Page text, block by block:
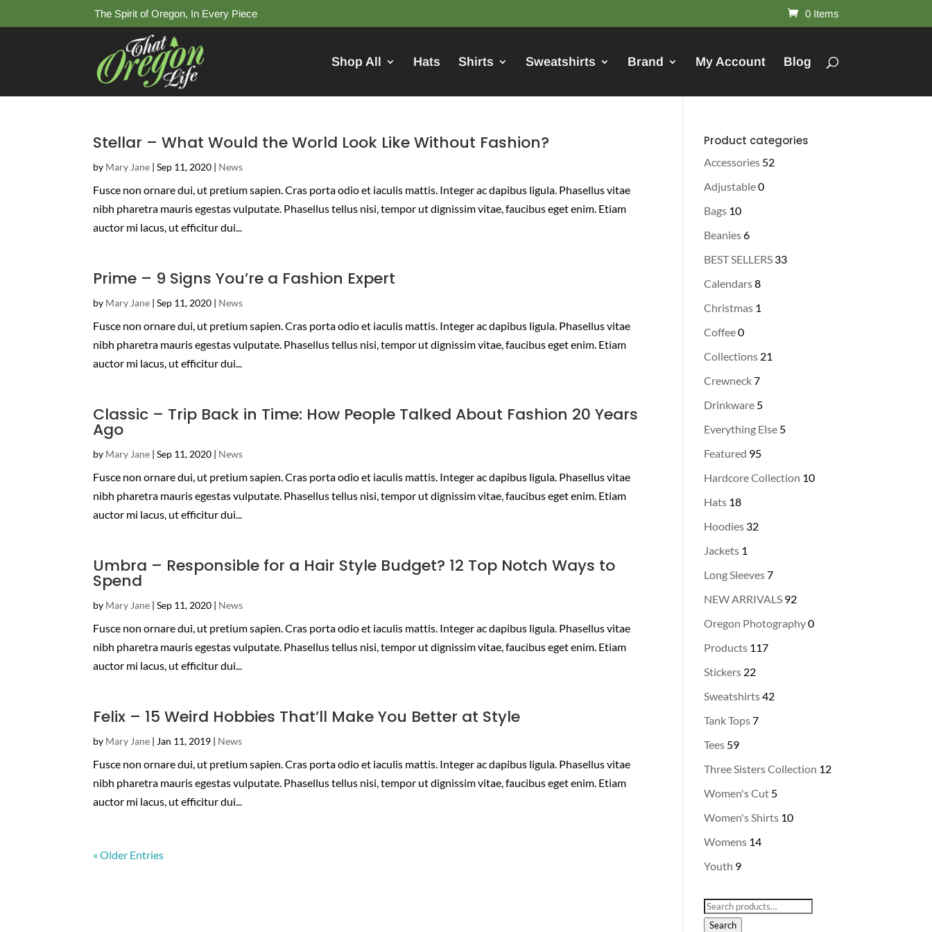
The Spirit of Oregon, In Every Piece 0 Items
Shop All Hats Shirts Sweatshirts Brand My Account Blog
Stellar – What Would the World Look Like Without Fashion?
by Mary Jane |Sep 11, 2020 | News
Fusce non ornare dui, ut pretium sapien. Cras porta odio et iaculis mattis. Integer ac dapibus ligula. Phasellus vitae
nibh pharetra mauris egestas vulputate. Phasellus tellus nisi, tempor ut dignissim vitae, faucibus eget enim. Etiam
auctor mi lacus, ut efficitur dui...
Prime – 9 Signs You’re a Fashion Expert
by Mary Jane |Sep 11, 2020 | News
Fusce non ornare dui, ut pretium sapien. Cras porta odio et iaculis mattis. Integer ac dapibus ligula. Phasellus vitae
nibh pharetra mauris egestas vulputate. Phasellus tellus nisi, tempor ut dignissim vitae, faucibus eget enim. Etiam
auctor mi lacus, ut efficitur dui...
Classic – Trip Back in Time: How People Talked About Fashion 20 Years
Ago
by Mary Jane |Sep 11, 2020 | News
Fusce non ornare dui, ut pretium sapien. Cras porta odio et iaculis mattis. Integer ac dapibus ligula. Phasellus vitae
nibh pharetra mauris egestas vulputate. Phasellus tellus nisi, tempor ut dignissim vitae, faucibus eget enim. Etiam
auctor mi lacus, ut efficitur dui...
Umbra – Responsible for a Hair Style Budget? 12 Top Notch Ways to
Spend
by Mary Jane |Sep 11, 2020 | News
Fusce non ornare dui, ut pretium sapien. Cras porta odio et iaculis mattis. Integer ac dapibus ligula. Phasellus vitae
nibh pharetra mauris egestas vulputate. Phasellus tellus nisi, tempor ut dignissim vitae, faucibus eget enim. Etiam
auctor mi lacus, ut efficitur dui...
Felix – 15 Weird Hobbies That’ll Make You Better at Style
by Mary Jane | Jan 11, 2019 | News
Fusce non ornare dui, ut pretium sapien. Cras porta odio et iaculis mattis. Integer ac dapibus ligula. Phasellus vitae
nibh pharetra mauris egestas vulputate. Phasellus tellus nisi, tempor ut dignissim vitae, faucibus eget enim. Etiam
auctor mi lacus, ut efficitur dui...
« Older Entries
Product categories
Accessories 52
Adjustable0
Bags 10
Beanies6
BEST SELLERS 33
Calendars8
Christmas 1
Coffee0
Collections 21
Crewneck7
Drinkware 5
Everything Else 5
Featured 95
Hardcore Collection 10
Hats 18
Hoodies 32
Jackets 1
Long Sleeves7
NEW ARRIVALS 92
Oregon Photography0
Products 117
Stickers 22
Sweatshirts42
Tank Tops7
Tees 59
Three Sisters Collection 12
Women's Cut 5
Women's Shirts 10
Womens 14
Youth 9
Search
for:
Search